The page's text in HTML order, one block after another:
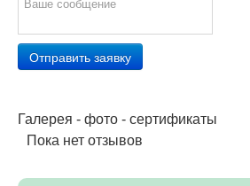
Отправить заявку
Галерея - фото - сертификаты
Пока нет отзывов